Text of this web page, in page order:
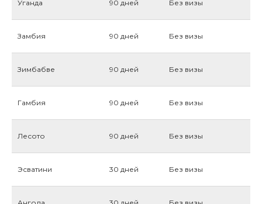
Уганда 90 дней Без визы
Замбия 90 дней Без визы
Зимбабве 90 дней Без визы
Гамбия 90 дней Без визы
Лесото 90 дней Без визы
Эсватини 30 дней Без визы